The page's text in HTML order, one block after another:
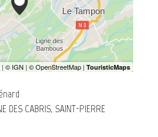
DES CABRIS, SAINT-PIERRE